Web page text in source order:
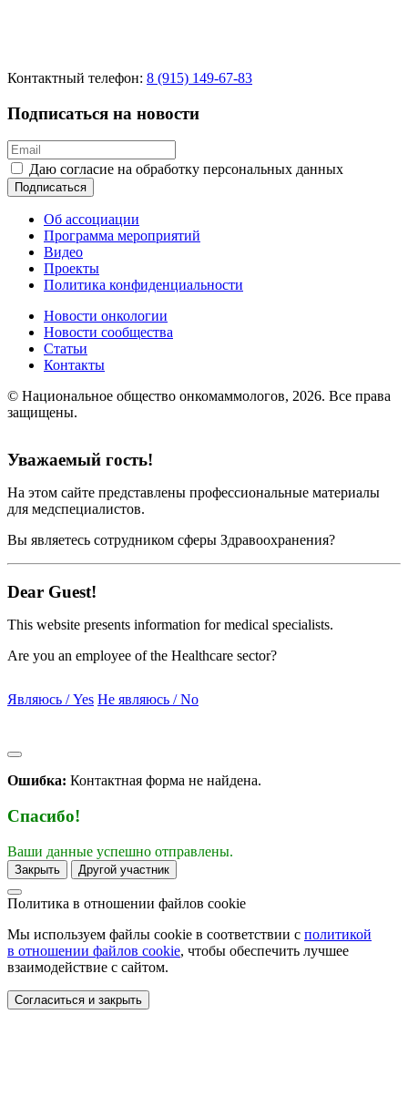
Контактный телефон: 8 (915) 149-67-83
Подписаться на новости
Даю согласие на обработку персональных данных
Подписаться
Об ассоциации
Программа мероприятий
Видео
Проекты
Политика конфиденциальности
Новости онкологии
Новости сообщества
Статьи
Контакты
© Национальное общество онкомаммологов, 2026. Все права
защищены.
Уважаемый гость!
На этом сайте представлены профессиональные материалы
для медспециалистов.
Вы являетесь сотрудником сферы Здравоохранения?
Dear Guest!
This website presents information for medical specialists.
Are you an employee of the Healthcare sector?
Являюсь / Yes Не являюсь / No
Ошибка: Контактная форма не найдена.
Спасибо!
Ваши данные успешно отправлены.
Закрыть Другой участник
Политика в отношении файлов cookie
Мы используем файлы cookie в соответствии с политикой
в отношении файлов cookie, чтобы обеспечить лучшее
взаимодействие с сайтом.
Согласиться и закрыть